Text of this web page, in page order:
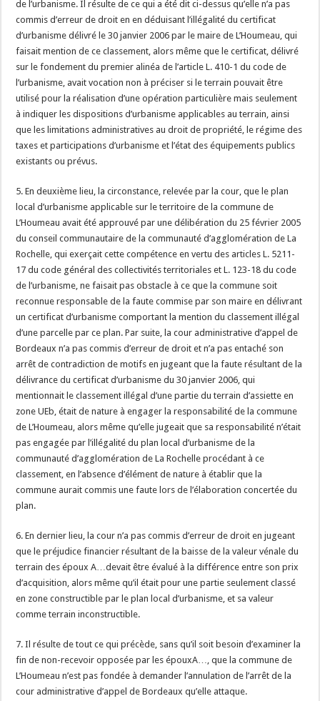
de l’urbanisme. Il résulte de ce qui a été dit ci-dessus qu’elle n’a pas
commis d’erreur de droit en en déduisant l’illégalité du certificat
d’urbanisme délivré le 30 janvier 2006 par le maire de L’Houmeau, qui
faisait mention de ce classement, alors même que le certificat, délivré
sur le fondement du premier alinéa de l’article L. 410-1 du code de
l’urbanisme, avait vocation non à préciser si le terrain pouvait être
utilisé pour la réalisation d’une opération particulière mais seulement
à indiquer les dispositions d’urbanisme applicables au terrain, ainsi
que les limitations administratives au droit de propriété, le régime des
taxes et participations d’urbanisme et l’état des équipements publics
existants ou prévus.
5. En deuxième lieu, la circonstance, relevée par la cour, que le plan
local d’urbanisme applicable sur le territoire de la commune de
L’Houmeau avait été approuvé par une délibération du 25 février 2005
du conseil communautaire de la communauté d’agglomération de La
Rochelle, qui exerçait cette compétence en vertu des articles L. 5211-
17 du code général des collectivités territoriales et L. 123-18 du code
de l’urbanisme, ne faisait pas obstacle à ce que la commune soit
reconnue responsable de la faute commise par son maire en délivrant
un certificat d’urbanisme comportant la mention du classement illégal
d’une parcelle par ce plan. Par suite, la cour administrative d’appel de
Bordeaux n’a pas commis d’erreur de droit et n’a pas entaché son
arrêt de contradiction de motifs en jugeant que la faute résultant de la
délivrance du certificat d’urbanisme du 30 janvier 2006, qui
mentionnait le classement illégal d’une partie du terrain d’assiette en
zone UEb, était de nature à engager la responsabilité de la commune
de L’Houmeau, alors même qu’elle jugeait que sa responsabilité n’était
pas engagée par l’illégalité du plan local d’urbanisme de la
communauté d’agglomération de La Rochelle procédant à ce
classement, en l’absence d’élément de nature à établir que la
commune aurait commis une faute lors de l’élaboration concertée du
plan.
6. En dernier lieu, la cour n’a pas commis d’erreur de droit en jugeant
que le préjudice financier résultant de la baisse de la valeur vénale du
terrain des époux A…devait être évalué à la différence entre son prix
d’acquisition, alors même qu’il était pour une partie seulement classé
en zone constructible par le plan local d’urbanisme, et sa valeur
comme terrain inconstructible.
7. Il résulte de tout ce qui précède, sans qu’il soit besoin d’examiner la
fin de non-recevoir opposée par les épouxA…, que la commune de
L’Houmeau n’est pas fondée à demander l’annulation de l’arrêt de la
cour administrative d’appel de Bordeaux qu’elle attaque.